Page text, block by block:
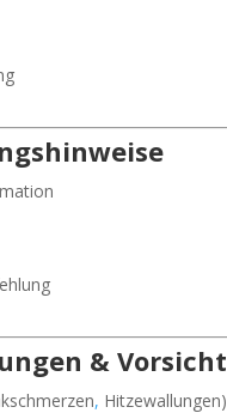
&
, Hitzewallungen)